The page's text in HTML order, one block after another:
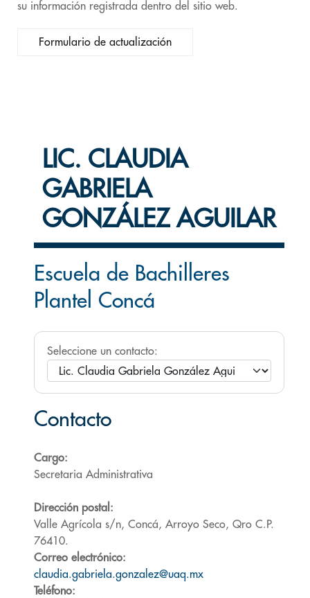
su información registrada dentro del sitio web.
Formulario de actualización
LIC. CLAUDIA
GABRIELA
GONZÁLEZ AGUILAR
Escuela de Bachilleres
Plantel Concá
Seleccione un contacto:
Contacto
Cargo:
Secretaria Administrativa
Dirección postal:
Valle Agrícola s/n, Concá, Arroyo Seco, Qro C.P.
76410.
Correo electrónico:
claudia.gabriela.gonzalez@uaq.mx
Teléfono: